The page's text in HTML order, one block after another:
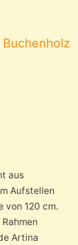
aus
Aufstellen
von 120 cm.
Artina